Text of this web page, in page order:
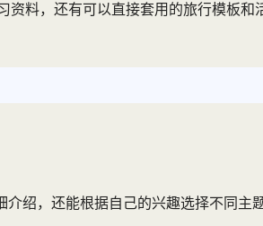
料，还有可以直接套用的旅行模板和
绍，还能根据自己的兴趣选择不同主